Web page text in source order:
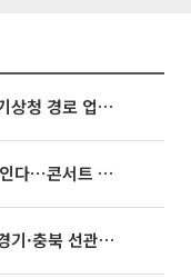
태풍 '돌핀' 오키나와 접근…일본기상청 경로 업데이트
빅뱅, 20주년 기념 '새 뱅봉' 선보인다⋯콘서트 앞두고 팝업 개최
위 등 추가 압수수색